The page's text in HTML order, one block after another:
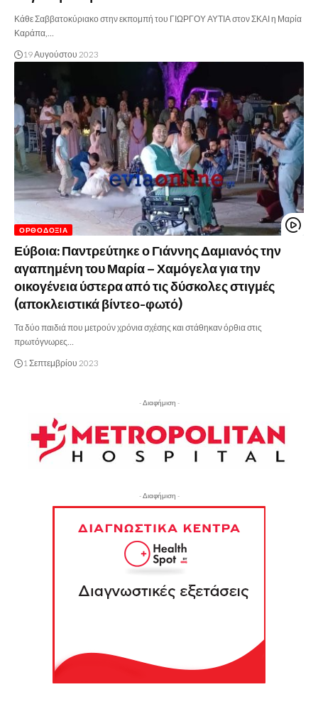
Κάθε Σαββατοκύριακο στην εκπομπή του ΓΙΩΡΓΟΥ ΑΥΤΙΑ στον ΣΚΑΙ η Μαρία
Καράπα,…
19 Αυγούστου 2023
ΟΡΘΟΔΟΞΊΑ
Εύβοια: Παντρεύτηκε ο Γιάννης Δαμιανός την
αγαπημένη του Μαρία – Χαμόγελα για την
οικογένεια ύστερα από τις δύσκολες στιγμές
(αποκλειστικά βίντεο-φωτό)
Τα δύο παιδιά που μετρούν χρόνια σχέσης και στάθηκαν όρθια στις
πρωτόγνωρες…
1 Σεπτεμβρίου 2023
- Διαφήμιση -
- Διαφήμιση -